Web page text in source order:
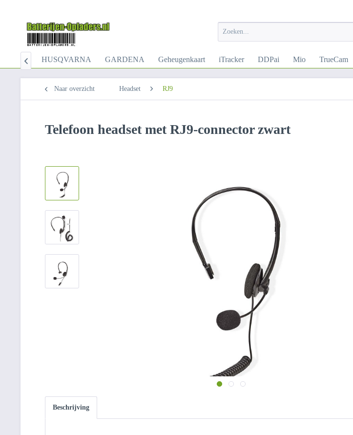
Dyson HUSQVARNA GARDENA Geheugenkaart iTracker DDPai Mio TrueCam

Naar overzicht Headset RJ9
Telefoon headset met RJ9-connector zwart
Beschrijving